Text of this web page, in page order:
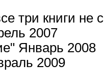
три книги
2007
Январь 2008
2009